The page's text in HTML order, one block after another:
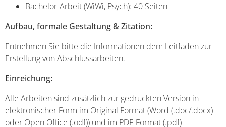
Bachelor-Arbeit (WiWi, Psych): 40 Seiten
Aufbau, formale Gestaltung & Zitation:
Entnehmen Sie bitte die Informationen dem Leitfaden zur
Erstellung von Abschlussarbeiten.
Einreichung:
Alle Arbeiten sind zusätzlich zur gedruckten Version in
elektronischer Form im Original Format (Word (.doc/.docx)
oder Open Office (.odf)) und im PDF-Format (.pdf)